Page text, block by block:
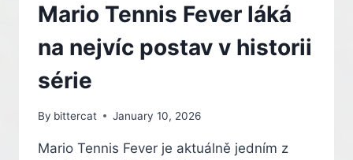
Mario Tennis Fever láká
na nejvíc postav v historii
série
By bittercat January 10, 2026
Mario Tennis Fever je aktuálně jedním z